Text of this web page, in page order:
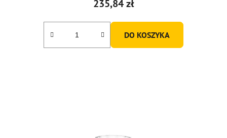
235,84 zł
DO KOSZYKA